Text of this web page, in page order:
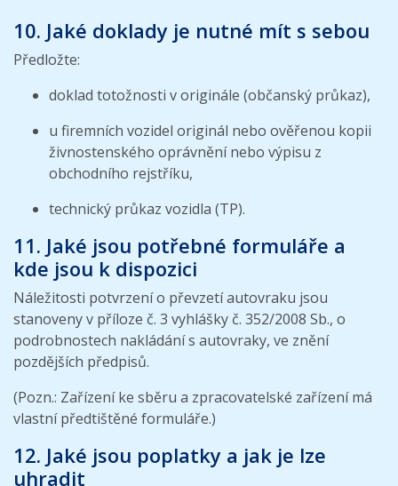
10. Jaké doklady je nutné mít s sebou
Předložte:
doklad totožnosti v originále (občanský průkaz),
u firemních vozidel originál nebo ověřenou kopii
živnostenského oprávnění nebo výpisu z
obchodního rejstříku,
technický průkaz vozidla (TP).
11. Jaké jsou potřebné formuláře a
kde jsou k dispozici
Náležitosti potvrzení o převzetí autovraku jsou
stanoveny v příloze č. 3 vyhlášky č. 352/2008 Sb., o
podrobnostech nakládání s autovraky, ve znění
pozdějších předpisů.
(Pozn.: Zařízení ke sběru a zpracovatelské zařízení má
vlastní předtištěné formuláře.)
12. Jaké jsou poplatky a jak je lze
uhradit